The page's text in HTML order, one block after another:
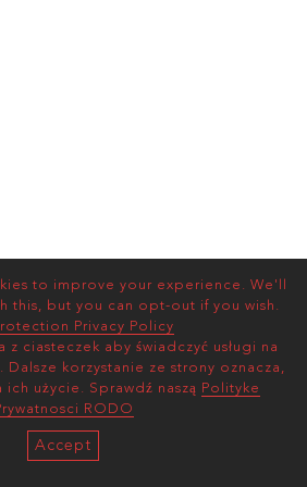
to improve your experience. We'll
this, but you can opt-out if you wish.
Privacy Policy
z ciasteczek aby świadczyć usługi na
Dalsze korzystanie ze strony oznacza,
ich użycie. Sprawdź naszą Polityke
RODO
Accept